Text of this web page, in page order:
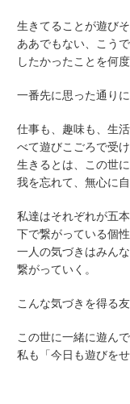
生きてることが遊び
ああでもない、こう
したかったことを何
一番先に思った通り
仕事も、趣味も、生
べて遊びこごろで受
生きるとは、この世に
我を忘れて、無心に
私達はそれぞれが五本
下で繋がっている個性
一人の気づきはみん
繋がっていく。
こんな気づきを得る
この世に一緒に遊ん
私も「今日も遊びを